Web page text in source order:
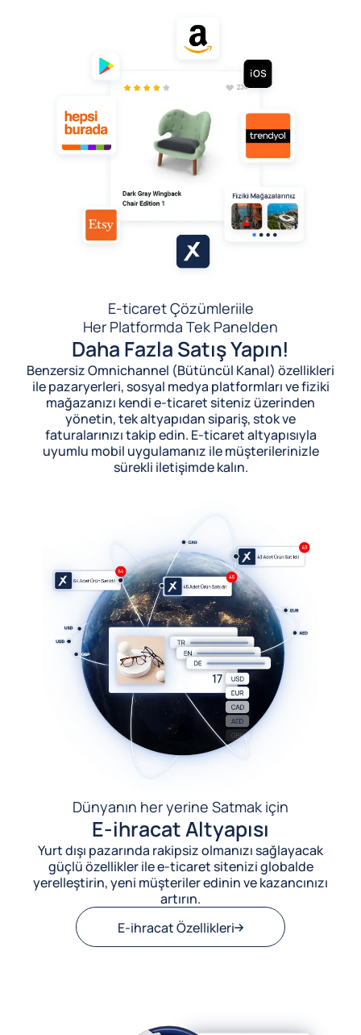
E-ticaret Çözümleriile
Her Platformda Tek Panelden
Daha Fazla Satış Yapın!
Benzersiz Omnichannel (Bütüncül Kanal) özellikleri
ile pazaryerleri, sosyal medya platformları ve fiziki
mağazanızı kendi e-ticaret siteniz üzerinden
yönetin, tek altyapıdan sipariş, stok ve
faturalarınızı takip edin. E-ticaret altyapısıyla
uyumlu mobil uygulamanız ile müşterilerinizle
sürekli iletişimde kalın.
Dünyanın her yerine Satmak için
E-ihracat Altyapısı
Yurt dışı pazarında rakipsiz olmanızı sağlayacak
güçlü özellikler ile e-ticaret sitenizi globalde
yerelleştirin, yeni müşteriler edinin ve kazancınızı
artırın.
E-ihracat Özellikleri